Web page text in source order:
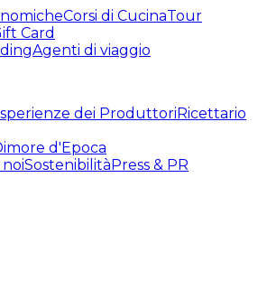
Corsi di CucinaTour
Card
Agenti di viaggio
dei ProduttoriRicettario
d'Epoca
noiSostenibilitàPress & PR